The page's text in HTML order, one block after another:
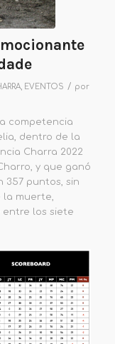
, EVENTOS / por
competencia
dentro de la
Charra 2022
y que ganó
357 puntos, sin
muerte,
los siete